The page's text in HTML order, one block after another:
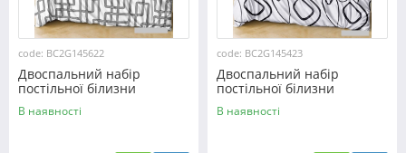
code: BC2G145622
Двоспальний набір
постільної білизни
180*220 із Бязі "Gold" з
простирадлом на резинці
В наявності
code: BC2G145423
Двоспальний набір
постільної білизни
180*220 із Бязі "Gold" з
простирадлом на резинці
В наявності